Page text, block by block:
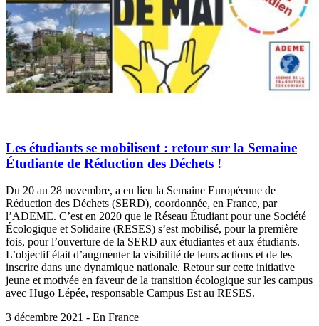
Les étudiants se mobilisent : retour sur la Semaine
Étudiante de Réduction des Déchets !
Du 20 au 28 novembre, a eu lieu la Semaine Européenne de
Réduction des Déchets (SERD), coordonnée, en France, par
l’ADEME. C’est en 2020 que le Réseau Étudiant pour une Société
Écologique et Solidaire (RESES) s’est mobilisé, pour la première
fois, pour l’ouverture de la SERD aux étudiantes et aux étudiants.
L’objectif était d’augmenter la visibilité de leurs actions et de les
inscrire dans une dynamique nationale. Retour sur cette initiative
jeune et motivée en faveur de la transition écologique sur les campus
avec Hugo Lépée, responsable Campus Est au RESES.
3 décembre 2021 - En France